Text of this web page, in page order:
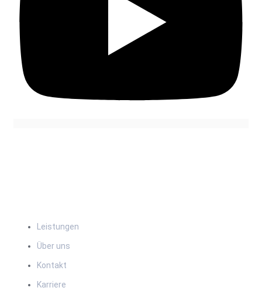
Leistungen
Über uns
Kontakt
Karriere